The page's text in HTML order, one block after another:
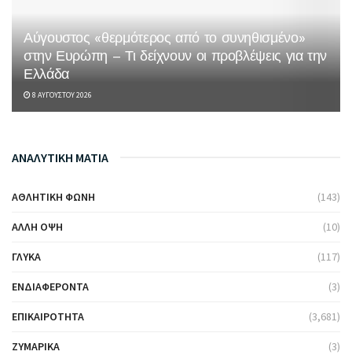
Αύγουστος «θερμότερος από το συνηθισμένο»
στην Ευρώπη – Τι δείχνουν οι προβλέψεις για την
Ελλάδα
8 ΑΥΓΟΎΣΤΟΥ 2026
ΑΝΑΛΥΤΙΚΗ ΜΑΤΙΑ
ΑΘΛΗΤΙΚΉ ΦΩΝΉ (143)
ΆΛΛΗ ΌΨΗ (10)
ΓΛΥΚΆ (117)
ΕΝΔΙΑΦΈΡΟΝΤΑ (3)
ΕΠΙΚΑΙΡΌΤΗΤΑ (3,681)
ΖΥΜΑΡΙΚΆ (3)